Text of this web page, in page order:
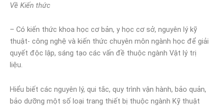
Về Kiến thức
– Có kiến thức khoa học cơ bản, y học cơ sở, nguyên lý kỹ
thuật- công nghệ và kiến thức chuyên môn ngành học để giải
quyết độc lập, sáng tạo các vấn đề thuộc ngành Vật lý trị
liệu.
Hiểu biết các nguyên lý, qui tắc, quy trình vận hành, bảo quản,
bảo dưỡng một số loại trang thiết bị thuộc ngành Kỹ thuật